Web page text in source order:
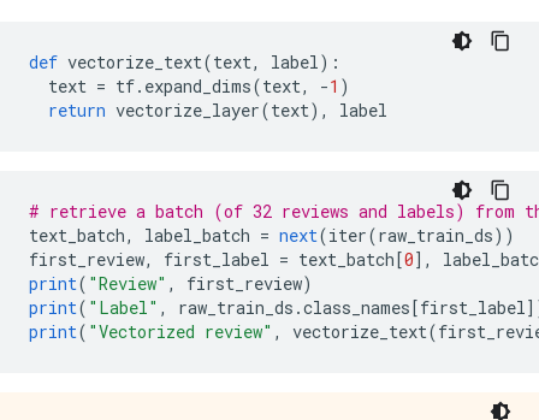
def vectorize_text(text, label):
text = tf. expand_dims(text, -1 )
return vectorize_layer(text), label
# retrieve a batch (of 32 reviews and labels) from
text_batch, label_batch = next(iter(raw_train_ds))
first_review, first_label = text_batch[0],
print( "Review" , first_review)
print( "Label" , raw_train_ds .class_names[first_label
print( "Vectorized review" , vectorize_text(